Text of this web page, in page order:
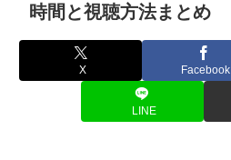
時間と視聴方法まとめ
X Facebook
LINE